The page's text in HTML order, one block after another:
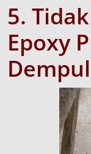
5. Tidak
Epoxy P
Dempul